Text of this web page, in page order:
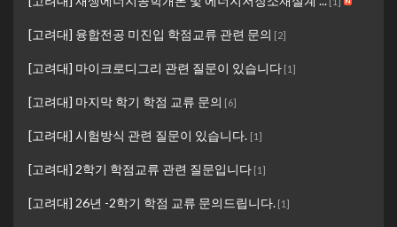
[고려대] 융합전공 미진입 학점교류 관련 문의 [2]
[고려대] 마이크로디그리 관련 질문이 있습니다 [1]
[고려대] 마지막 학기 학점 교류 문의 [6]
[고려대] 시험방식 관련 질문이 있습니다. [1]
[고려대] 2학기 학점교류 관련 질문입니다 [1]
[고려대] 26년 -2학기 학점 교류 문의드립니다. [1]